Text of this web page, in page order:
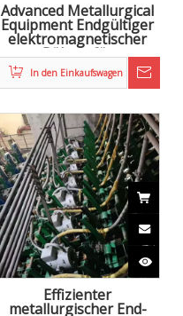
Advanced Metallurgical
Equipment Endgültiger
elektromagnetischer
Rührer für
Stranggussmaschinen
In den Einkaufswagen
Effizienter
metallurgischer End-